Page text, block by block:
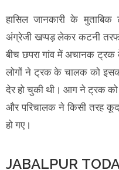
हासिल जानकारी के
अंग्रेजी खप्पड़ लेकर कटनी तरफ
बीच छपरा गांव में अचानक
लोगों ने ट्रक के चालक को
देर हो चुकी थी। आग ने ट्रक
और परिचालक ने किसी तरह
हो गए।
JABALPUR